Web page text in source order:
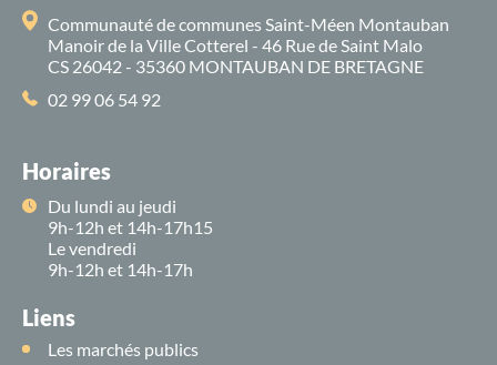
Communauté de communes Saint-Méen Montauban
Manoir de la Ville Cotterel - 46 Rue de Saint Malo
CS 26042 - 35360 MONTAUBAN DE BRETAGNE
02 99 06 54 92
Horaires
Du lundi au jeudi
9h-12h et 14h-17h15
Le vendredi
9h-12h et 14h-17h
Liens
Les marchés publics